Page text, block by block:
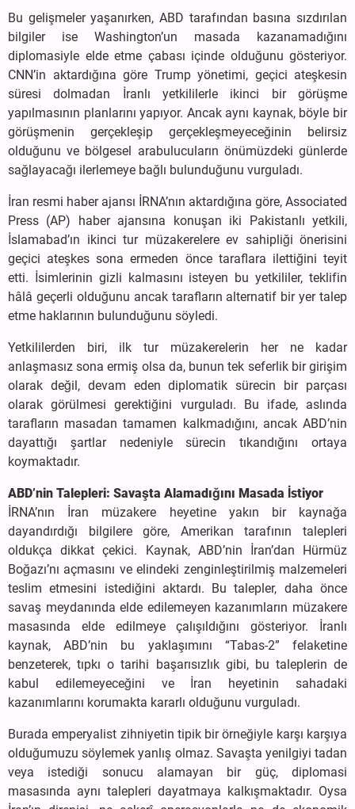
Bu gelişmeler yaşanırken, ABD tarafından basına sızdırılan
bilgiler ise Washington’un masada kazanamadığını
diplomasiyle elde etme çabası içinde olduğunu gösteriyor.
CNN’in aktardığına göre Trump yönetimi, geçici ateşkesin
süresi dolmadan İranlı yetkililerle ikinci bir görüşme
yapılmasının planlarını yapıyor. Ancak aynı kaynak, böyle bir
görüşmenin gerçekleşip gerçekleşmeyeceğinin belirsiz
olduğunu ve bölgesel arabulucuların önümüzdeki günlerde
sağlayacağı ilerlemeye bağlı bulunduğunu vurguladı.
İran resmi haber ajansı İRNA’nın aktardığına göre, Associated
Press (AP) haber ajansına konuşan iki Pakistanlı yetkili,
İslamabad’ın ikinci tur müzakerelere ev sahipliği önerisini
geçici ateşkes sona ermeden önce taraflara ilettiğini teyit
etti. İsimlerinin gizli kalmasını isteyen bu yetkililer, teklifin
hâlâ geçerli olduğunu ancak tarafların alternatif bir yer talep
etme haklarının bulunduğunu söyledi.
Yetkililerden biri, ilk tur müzakerelerin her ne kadar
anlaşmasız sona ermiş olsa da, bunun tek seferlik bir girişim
olarak değil, devam eden diplomatik sürecin bir parçası
olarak görülmesi gerektiğini vurguladı. Bu ifade, aslında
tarafların masadan tamamen kalkmadığını, ancak ABD’nin
dayattığı şartlar nedeniyle sürecin tıkandığını ortaya
koymaktadır.
ABD’nin Talepleri: Savaşta Alamadığını Masada İstiyor
İRNA’nın İran müzakere heyetine yakın bir kaynağa
dayandırdığı bilgilere göre, Amerikan tarafının talepleri
oldukça dikkat çekici. Kaynak, ABD’nin İran’dan Hürmüz
Boğazı’nı açmasını ve elindeki zenginleştirilmiş malzemeleri
teslim etmesini istediğini aktardı. Bu talepler, daha önce
savaş meydanında elde edilemeyen kazanımların müzakere
masasında elde edilmeye çalışıldığını gösteriyor. İranlı
kaynak, ABD’nin bu yaklaşımını “Tabas-2” felaketine
benzeterek, tıpkı o tarihi başarısızlık gibi, bu taleplerin de
kabul edilemeyeceğini ve İran heyetinin sahadaki
kazanımlarını korumakta kararlı olduğunu vurguladı.
Burada emperyalist zihniyetin tipik bir örneğiyle karşı karşıya
olduğumuzu söylemek yanlış olmaz. Savaşta yenilgiyi tadan
veya istediği sonucu alamayan bir güç, diplomasi
masasında aynı talepleri dayatmaya kalkışmaktadır. Oysa